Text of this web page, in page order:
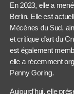
En 2023, elle a
Berlin. Elle est
Mécènes du Sud,
et critique d’art du
est également
elle a récemment
Penny Goring.
Aujourd’hui, elle